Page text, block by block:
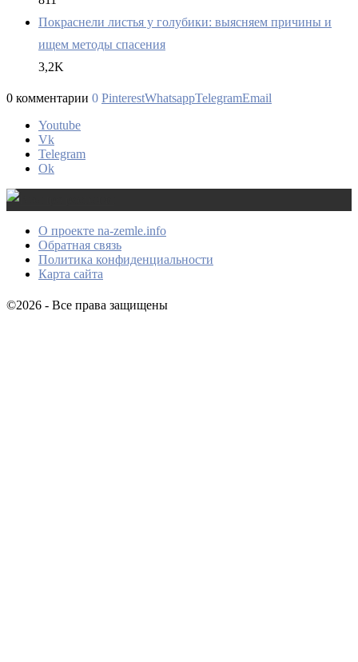
Покраснели листья у голубики: выясняем причины и
ищем методы спасения
3,2K
0 комментарии 0 PinterestWhatsappTelegramEmail
Youtube
Vk
Telegram
Ok
О проекте na-zemle.info
Обратная связь
Политика конфиденциальности
Карта сайта
©2026 - Все права защищены